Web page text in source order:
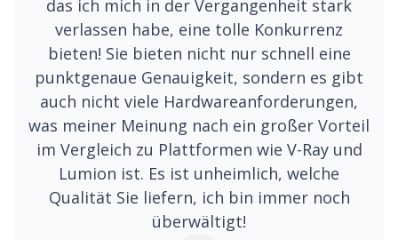
das ich mich in der Vergangenheit stark
verlassen habe, eine tolle Konkurrenz
bieten! Sie bieten nicht nur schnell eine
punktgenaue Genauigkeit, sondern es gibt
auch nicht viele Hardwareanforderungen,
was meiner Meinung nach ein großer Vorteil
im Vergleich zu Plattformen wie V-Ray und
Lumion ist. Es ist unheimlich, welche
Qualität Sie liefern, ich bin immer noch
überwältigt!